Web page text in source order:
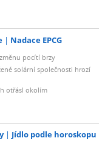
Nadace EPCG
pocítí brzy
solární společnosti hrozí
otřásl okolím
Jídlo podle horoskopu